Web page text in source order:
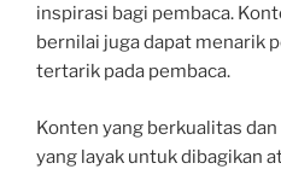
inspirasi bagi pembaca.
bernilai juga dapat menarik
tertarik pada pembaca.
Konten yang berkualitas
yang layak untuk dibagikan